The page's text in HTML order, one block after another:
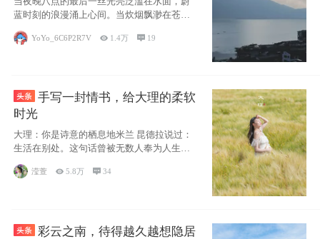
蓝时刻的浪漫涌上心间。当炊烟飘渺在苍山
YoYo_6C6P2R7V  1.4万  19
手写一封情书，给大理的柔软
时光
大理：你是诗意的栖息地米兰 昆德拉说过：
生活在别处。这句话曾被无数人奉为人生信
条，并
滢萱 5.8万 34
彩云之南，待得越久越想隐居